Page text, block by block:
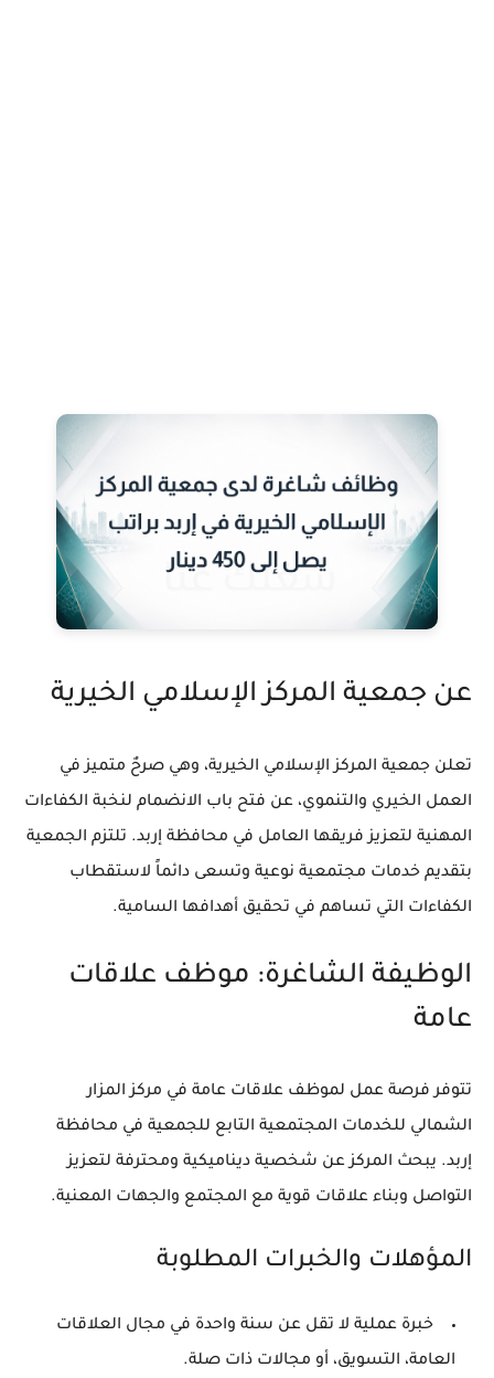
عن جمعية المركز الإسلامي الخيرية
تعلن جمعية المركز الإسلامي الخيرية، وهي صرحٌ متميز في
العمل الخيري والتنموي، عن فتح باب الانضمام لنخبة الكفاءات
المهنية لتعزيز فريقها العامل في محافظة إربد. تلتزم الجمعية
بتقديم خدمات مجتمعية نوعية وتسعى دائماً لاستقطاب
الكفاءات التي تساهم في تحقيق أهدافها السامية.
الوظيفة الشاغرة: موظف علاقات
عامة
تتوفر فرصة عمل لموظف علاقات عامة في مركز المزار
الشمالي للخدمات المجتمعية التابع للجمعية في محافظة
إربد. يبحث المركز عن شخصية ديناميكية ومحترفة لتعزيز
التواصل وبناء علاقات قوية مع المجتمع والجهات المعنية.
المؤهلات والخبرات المطلوبة
خبرة عملية لا تقل عن سنة واحدة في مجال العلاقات
العامة، التسويق، أو مجالات ذات صلة.